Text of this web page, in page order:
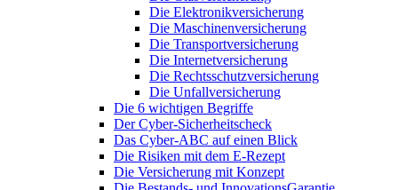
Die Elektronikversicherung
Die Maschinenversicherung
Die Transportversicherung
Die Internetversicherung
Die Rechtsschutzversicherung
Die Unfallversicherung
Die 6 wichtigen Begriffe
Der Cyber-Sicher­heits­check
Das Cyber-ABC auf einen Blick
Die Risiken mit dem E-Rezept
Die Versicherung mit Konzept